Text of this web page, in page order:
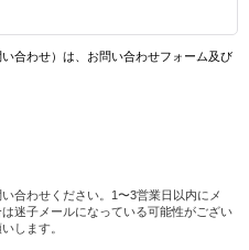
合わせ）は、お問い合わせフォーム及び
合わせください。1〜3営業日以内にメ
迷子メールになっている可能性がござい
します。